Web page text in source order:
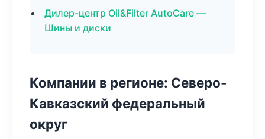
Дилер-центр Oil&Filter AutoCare —
Шины и диски
Компании в регионе: Северо-
Кавказский федеральный
округ